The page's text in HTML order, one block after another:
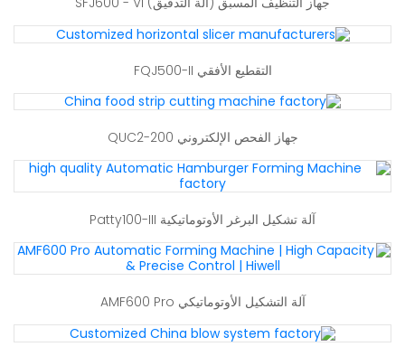
التقطيع الأفقي FQJ500-II
جهاز الفحص الإلكتروني QUC2-200
آلة تشكيل البرغر الأوتوماتيكية Patty100-III
آلة التشكيل الأوتوماتيكي AMF600 Pro